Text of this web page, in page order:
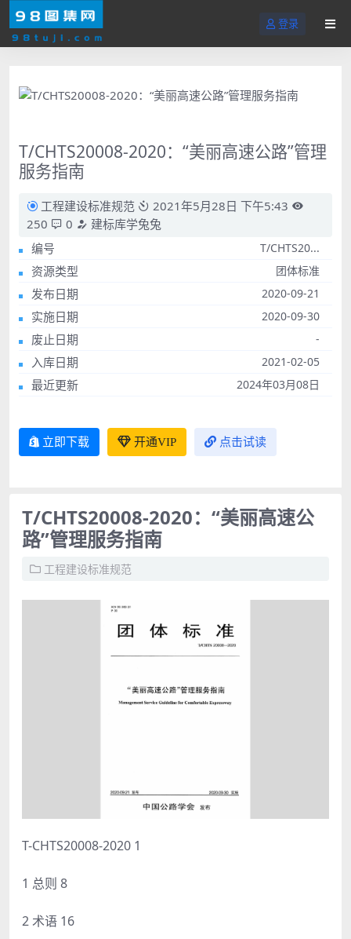
登录
T/CHTS20008-2020：“美丽高速公路”管理
服务指南
工程建设标准规范
2021年5月28日 下午5:43
250
0
建标库学兔兔
编号
T/CHTS20...
资源类型 团体标准
发布日期 2020-09-21
实施日期 2020-09-30
废止日期 -
入库日期 2021-02-05
最近更新 2024年03月08日
立即下载 开通VIP 点击试读
T/CHTS20008-2020：“美丽高速公
路”管理服务指南
工程建设标准规范
T-CHTS20008-2020 1
1 总则 8
2 术语 16